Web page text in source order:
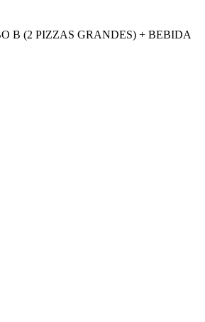
B (2 PIZZAS GRANDES) + BEBIDA